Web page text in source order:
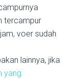
tercampur
voer sudah
lainnya, jika
yang